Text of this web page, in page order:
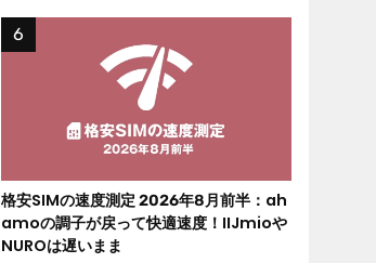
格安SIMの速度測定 2026年8月前半：ah
amoの調子が戻って快適速度！IIJmioや
NUROは遅いまま